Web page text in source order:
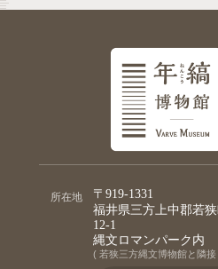
所在地
〒919-1331
福井県三方上中郡若
12-1
縄文ロマンパーク内
( 若狭三方縄文博物館と隣接